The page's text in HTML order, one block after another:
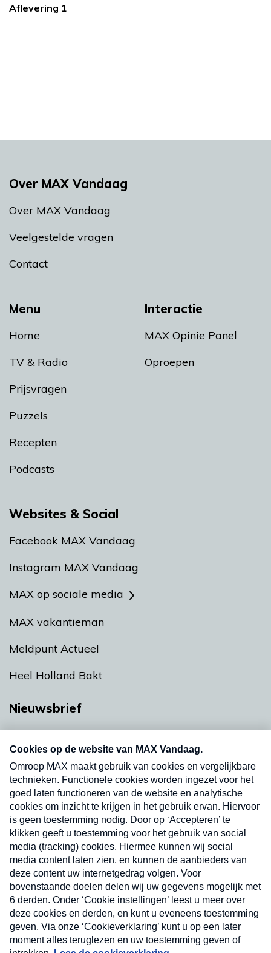
Aflevering 1
Menu
Home
TV & Radio
Prijsvragen
Puzzels
Recepten
Podcasts
Interactie
MAX Opinie Panel
Oproepen
Over MAX Vandaag
Over MAX Vandaag
Veelgestelde vragen
Contact
Websites & Social
Facebook MAX Vandaag
Instagram MAX Vandaag
MAX op sociale media
MAX vakantieman
Meldpunt Actueel
Heel Holland Bakt
Nieuwsbrief
nieuwsbrief. Elke vrijdag- en dinsdagochtend in
uw mailbox.
Verzend
Nieuwsbrief
Neem hier een gratis abonnement op onze
nieuwsbrief. Elke vrijdag- en dinsdagochtend in uw